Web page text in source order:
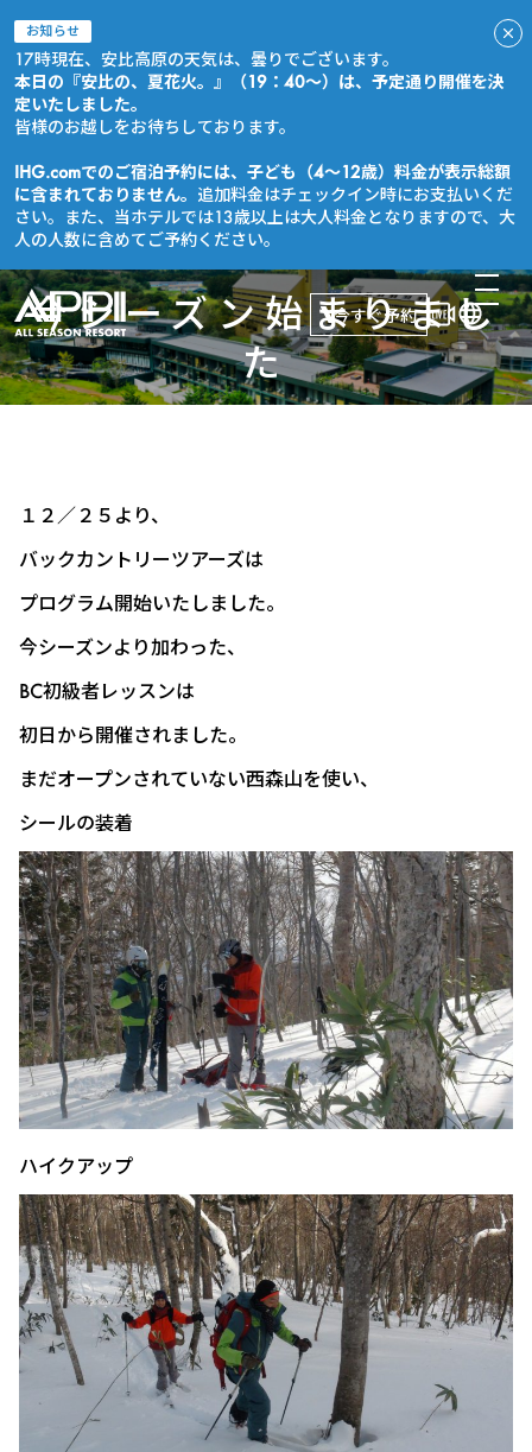
お知らせ
17時現在、安比高原の天気は、曇りでございます。
本日の『安比の、夏花火。』（19：40～）は、予定通り開催を決
定いたしました。
皆様のお越しをお待ちしております。
IHG.comでのご宿泊予約には、子ども（4～12歳）料金が表示総額
に含まれておりません。 追加料金はチェックイン時にお支払いくだ
さい。また、当ホテルでは13歳以上は大人料金となりますので、大
人の人数に含めてご予約ください。
今すぐ予約
今シーズン始まりまし
た
１２／２５より、
バックカントリーツアーズは
プログラム開始いたしました。
今シーズンより加わった、
BC初級者レッスンは
初日から開催されました。
まだオープンされていない西森山を使い、
シールの装着
ハイクアップ